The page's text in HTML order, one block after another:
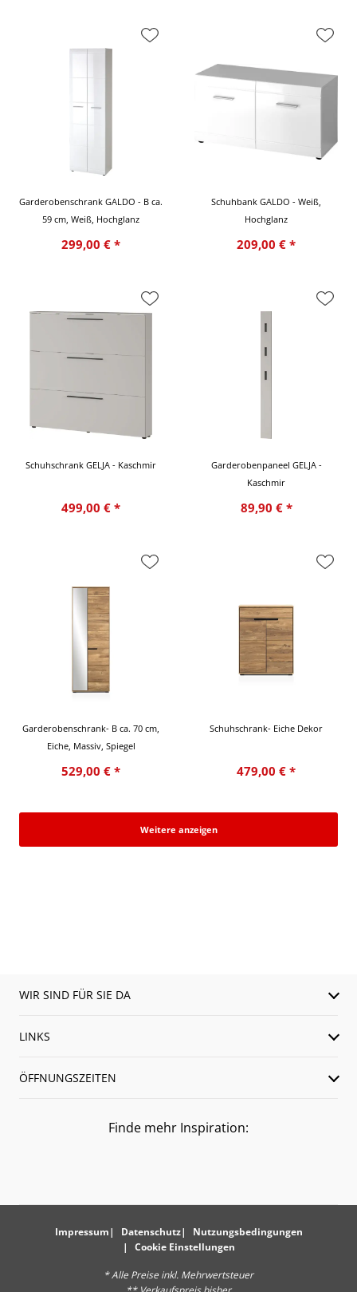
Garderobenschrank GALDO - B ca.
59 cm, Weiß, Hochglanz
299,00 € *
Schuhbank GALDO - Weiß,
Hochglanz
209,00 € *
Schuhschrank GELJA - Kaschmir
499,00 € *
Garderobenpaneel GELJA -
Kaschmir
89,90 € *
Garderobenschrank- B ca. 70 cm,
Eiche, Massiv, Spiegel
529,00 € *
Schuhschrank- Eiche Dekor
479,00 € *
Weitere anzeigen
WIR SIND FÜR SIE DA
LINKS
ÖFFNUNGSZEITEN
Finde mehr Inspiration:
Impressum Datenschutz
Nutzungsbedingungen
Cookie Einstellungen
* Alle Preise inkl. Mehrwertsteuer